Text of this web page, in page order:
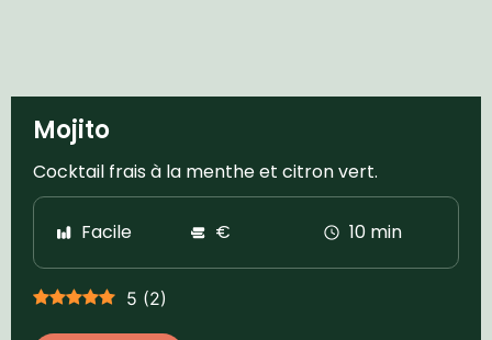
Mojito
Cocktail frais à la menthe et citron vert.
Facile € 10 min
5 (2)